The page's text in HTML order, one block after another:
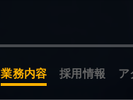
業務内容 採用情報 ア